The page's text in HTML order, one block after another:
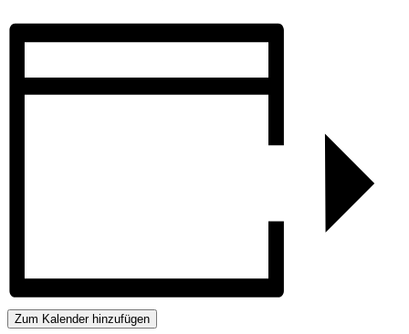
Zum Kalender hinzufügen